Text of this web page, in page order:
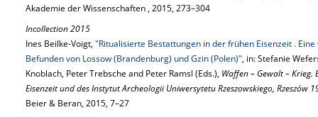
Akademie der Wissenschaften , 2015, 273–304
Incollection 2015
Ines Beilke-Voigt, "Ritualisierte Bestattungen in der frühen Eisenzeit .
Befunden von Lossow (Brandenburg) und Gzin (Polen)", in: Stefanie
Knoblach, Peter Trebsche and Peter Ramsl (Eds.), Waffen – Gewalt –
Eisenzeit und des Instytut Archeologii Uniwersytetu Rzeszowskiego, Rzeszów
Beier & Beran, 2015, 7–27